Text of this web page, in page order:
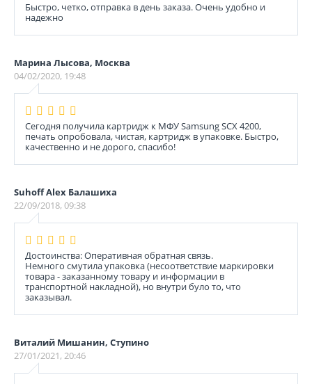
Быстро, четко, отправка в день заказа. Очень удобно и
надежно
Марина Лысова, Москва
04/02/2020, 19:48
Сегодня получила картридж к МФУ Samsung SCX 4200,
печать опробовала, чистая, картридж в упаковке. Быстро,
качественно и не дорого, спасибо!
Suhoff Alex Балашиха
22/09/2018, 09:38
Достоинства: Оперативная обратная связь.
Немного смутила упаковка (несоответствие маркировки
товара - заказанному товару и информации в
транспортной накладной), но внутри було то, что
заказывал.
Виталий Мишанин, Ступино
27/01/2021, 20:46